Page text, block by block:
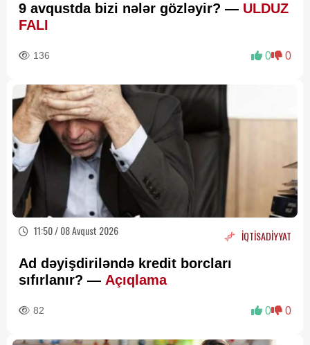
9 avqustda bizi nələr gözləyir? — ULDUZ
FALI
136 0 0
11:50 / 08 Avqust 2026 İQTİSADİYYAT
Ad dəyişdiriləndə kredit borcları
sıfırlanır? — Açıqlama
82 0 0